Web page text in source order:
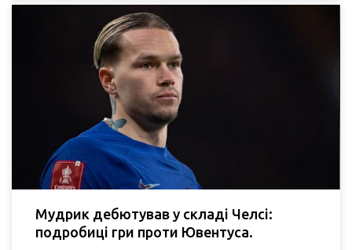
Мудрик дебютував у складі Челсі:
подробиці гри проти Ювентуса.